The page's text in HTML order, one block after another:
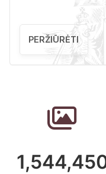
PERŽIŪRĖTI